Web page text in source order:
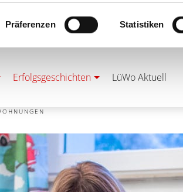
Präferenzen Statistiken
Erfolgsgeschichten LüWo Aktuell